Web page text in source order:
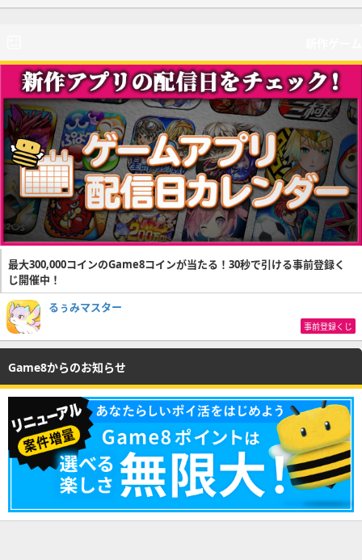
最大300,000コインのGame8コインが当たる！30秒で引ける事前登録く
じ開催中！
るぅみマスター
事前登録くじ
Game8からのお知らせ